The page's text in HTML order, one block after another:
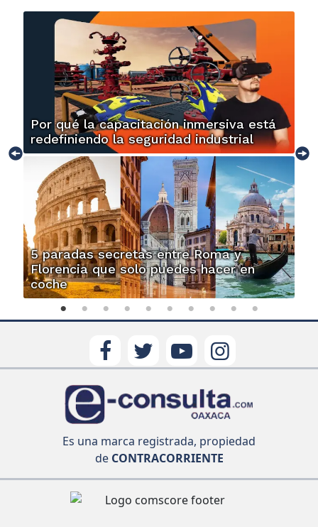
Por qué la capacitación inmersiva está
redefiniendo la seguridad industrial
5 paradas secretas entre Roma y
Florencia que solo puedes hacer en
coche
Es una marca registrada, propiedad
deCONTRACORRIENTE